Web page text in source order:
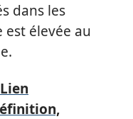
dans les
élevée au
Lien